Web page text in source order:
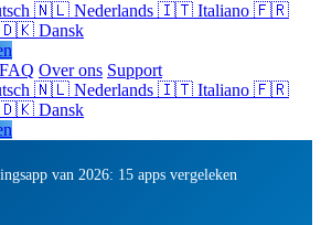
🇳🇱 Nederlands 🇮🇹 Italiano 🇫🇷
🇩🇰 Dansk
FAQ Over ons Support
🇳🇱 Nederlands 🇮🇹 Italiano 🇫🇷
🇩🇰 Dansk
van 2026: 15 apps vergeleken